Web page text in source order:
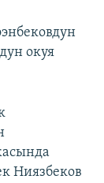
окуя
Ниязбеков